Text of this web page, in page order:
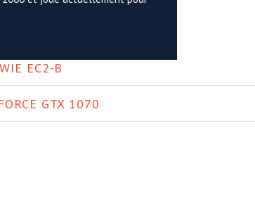
EC2-B
GTX 1070